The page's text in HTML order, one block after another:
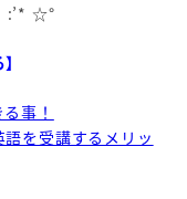
:’* ☆°
事！
を受講するメリッ